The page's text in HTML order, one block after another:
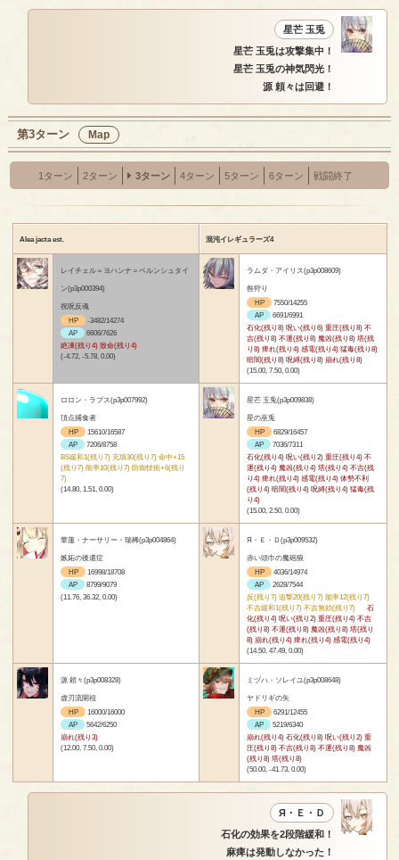
星芒 玉兎
星芒 玉兎は攻撃集中！
星芒 玉兎の神気閃光！
源 頼々は回避！
第3ターン Map
1ターン 2ターン 3ターン 4ターン 5ターン 6ターン 戦闘終了
Alea jacta est. 混沌イレギュラーズ4
レイチェル＝ヨハンナ＝ベルンシュタイ
ン(p3p000394)
祝呪反魂
HP
-3482/14274
AP
6606/7626
絶凍(残り4) 致命(残り4)
(-4.72, -5.78, 0.00)
ラムダ・アイリス(p3p008609)
咎狩り
HP
7550/14255
AP
6691/6991
石化(残り8) 呪い(残り6) 重圧(残り8) 不
吉(残り8) 不運(残り8) 魔凶(残り8) 塔(残
り8) 痺れ(残り4) 感電(残り4) 猛毒(残り8)
暗闇(残り8) 呪縛(残り8) 崩れ(残り8)
(15.00, 7.50, 0.00)
ロロン・ラプス(p3p007992)
頂点捕食者
HP
15610/16587
AP
7206/8758
BS緩和1(残り7) 充填30(残り7) 命中+15
(残り7) 能率10(残り7) 防御技術+6(残り
7)
(14.80, 1.51, 0.00)
星芒 玉兎(p3p009838)
星の巫兎
HP
6829/16457
AP
7036/7311
石化(残り4) 呪い(残り2) 重圧(残り4) 不
運(残り4) 魔凶(残り4) 塔(残り4) 不吉(残
り4) 痺れ(残り4) 感電(残り4) 体勢不利
(残り4) 暗闇(残り4) 呪縛(残り4) 猛毒(残
り4)
(15.00, 2.50, 0.00)
華蓮・ナーサリー・瑞稀(p3p004864)
嫉妬の後遺症
HP
16998/18708
AP
8799/9079
(11.76, 36.32, 0.00)
Я・Ｅ・Ｄ(p3p009532)
赤い頭巾の魔砲狼
HP
4036/14974
AP
2628/7544
反(残り7) 追撃20(残り7) 能率12(残り7)
不吉緩和1(残り7) 不吉無効(残り7)
石
化(残り4) 呪い(残り2) 重圧(残り4) 不吉
(残り8) 不運(残り8) 魔凶(残り8) 塔(残り
8) 崩れ(残り4) 痺れ(残り4) 感電(残り4)
(14.50, 47.49, 0.00)
源 頼々(p3p008328)
虚刃流開祖
HP
16000/16000
AP
5642/6250
崩れ(残り3)
(12.00, 7.50, 0.00)
ミヅハ・ソレイユ(p3p008648)
ヤドリギの矢
HP
6291/12455
AP
5219/6340
崩れ(残り4) 石化(残り8) 呪い(残り2) 重
圧(残り8) 不吉(残り8) 不運(残り8) 魔凶
(残り8) 塔(残り8)
(50.00, -41.73, 0.00)
Я・Ｅ・Ｄ
石化の効果を2段階緩和！
麻痺は発動しなかった！